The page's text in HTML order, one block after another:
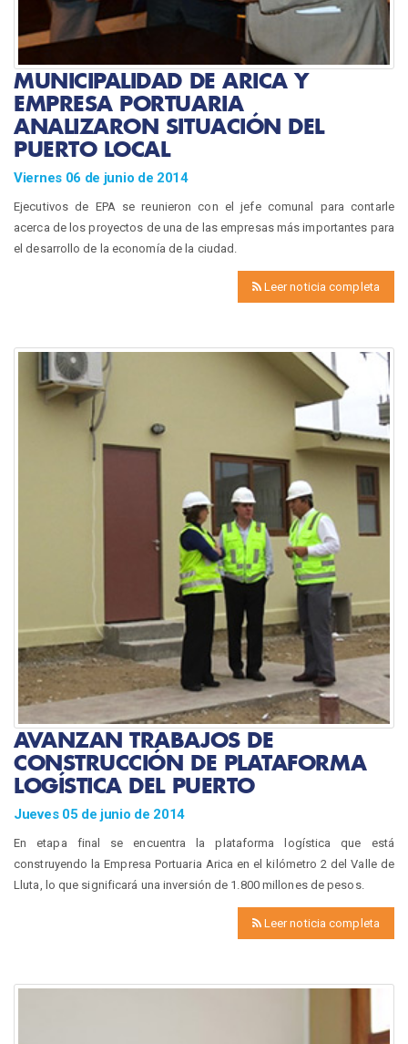
MUNICIPALIDAD DE ARICA Y
EMPRESA PORTUARIA
ANALIZARON SITUACIÓN DEL
PUERTO LOCAL
Viernes 06 de junio de 2014
Ejecutivos de EPA se reunieron con el jefe comunal para contarle
acerca de los proyectos de una de las empresas más importantes para
el desarrollo de la economía de la ciudad.
Leer noticia completa
AVANZAN TRABAJOS DE
CONSTRUCCIÓN DE PLATAFORMA
LOGÍSTICA DEL PUERTO
Jueves 05 de junio de 2014
En etapa final se encuentra la plataforma logística que está
construyendo la Empresa Portuaria Arica en el kilómetro 2 del Valle de
Lluta, lo que significará una inversión de 1.800 millones de pesos.
Leer noticia completa